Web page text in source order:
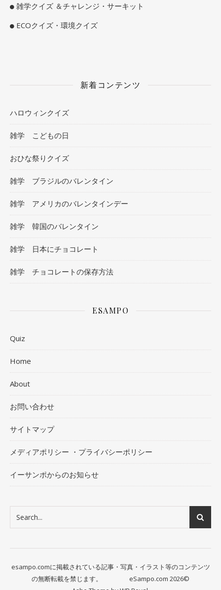
雑学クイズ ＆チャレンジ・サーキット
ECOクイズ・環境クイズ
新着コンテンツ
ハロウィンクイズ
雑学 こどもの日
おひな祭りクイズ
雑学 ブラジルのバレンタイン
雑学 アメリカのバレンタインデー
雑学 韓国のバレンタイン
雑学 日本にチョコレート
雑学 チョコレートの保存方法
ESAMPO
Quiz
Home
About
お問い合わせ
サイトマップ
メディアポリシー ・プライバシーポリシー
イーサンポからのお知らせ
esampo.comに掲載されている記事・写真・イラスト等のコンテンツ
の無断転載を禁じます。 eSampo.com 2026©